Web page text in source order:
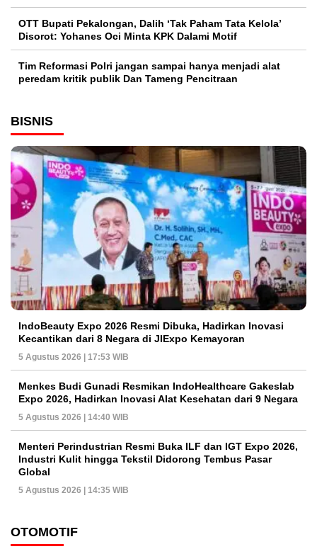
OTT Bupati Pekalongan, Dalih ‘Tak Paham Tata Kelola’
Disorot: Yohanes Oci Minta KPK Dalami Motif
Tim Reformasi Polri jangan sampai hanya menjadi alat
peredam kritik publik Dan Tameng Pencitraan
BISNIS
IndoBeauty Expo 2026 Resmi Dibuka, Hadirkan Inovasi
Kecantikan dari 8 Negara di JIExpo Kemayoran
5 Agustus 2026 | 17:53 WIB
Menkes Budi Gunadi Resmikan IndoHealthcare Gakeslab
Expo 2026, Hadirkan Inovasi Alat Kesehatan dari 9 Negara
5 Agustus 2026 | 14:40 WIB
Menteri Perindustrian Resmi Buka ILF dan IGT Expo 2026,
Industri Kulit hingga Tekstil Didorong Tembus Pasar
Global
5 Agustus 2026 | 14:35 WIB
OTOMOTIF